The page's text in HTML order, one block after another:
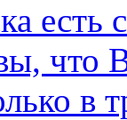
есть
что
в